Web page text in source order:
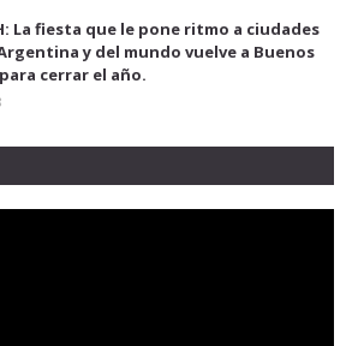
La fiesta que le pone ritmo a ciudades
y del mundo vuelve a Buenos
cerrar el año.